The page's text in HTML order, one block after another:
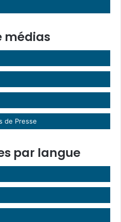
médias
de Presse
par langue